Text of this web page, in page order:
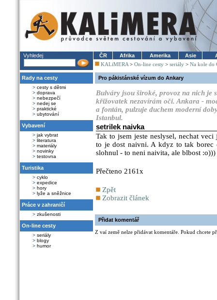
Vyhledej
Rady na cesty
> cesty s dětmi
> doprava
> nebezpečí
> nedej se
> praktické
> ubytování
Vybavení
> jak vybrat
> literatura
> materiály
> novinky
> testovna
Turistika
> cyklo
> expedice
> hory
> lyže a sněžnice
Práce v zahraničí
> zkušenosti
On-line cesty
> seriály
> blogy
> humor
ČR Afrika Amerika Asie
KALiMERA > On-line cesty > seriály > Na kole do
Pro pákistánské vízum do Ankary
Bulváry jsou široké, provoz na nich je
křižovatek nezavírám oči. Ankara -
a fontán, pulzuje duchem moderní
Istanbul.
setrilek naivka
Tak to jsem jeste neslysel, nechat
to je dost naivni. A kdyz to tak borec
slohnul - to neni naivita, ale blbost :o)))
Přečteno 2161x
Zpět
Zobrazit článek
Přidat komentář
Z vaí země nelze přidávat komentáře. Pokud chcete